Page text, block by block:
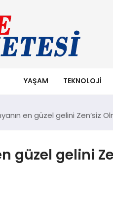
YAŞAM TEKNOLOJI
en güzel gelini Zen’siz
güzel gelini